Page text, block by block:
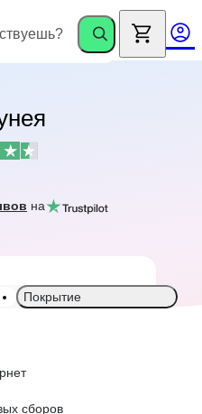
на
Покрытие
сборов